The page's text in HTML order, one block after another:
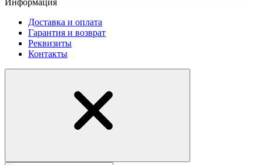
Доставка и оплата
Гарантия и возврат
Реквизиты
Контакты